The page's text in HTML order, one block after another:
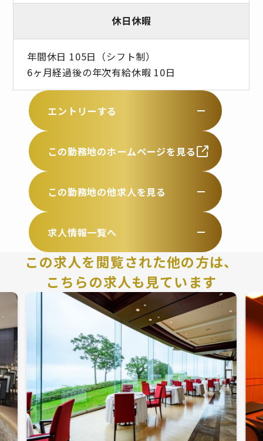
休日休暇
年間休日 105日（シフト制）
6ヶ月経過後の年次有給休暇 10日
エントリーする
この勤務地のホームページを見る
この勤務地の他求人を見る
求人情報一覧へ
この求人を閲覧された他の方は、
こちらの求人も見ています